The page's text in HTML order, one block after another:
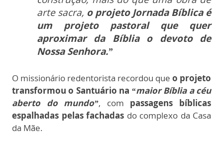
arte sacra, o projeto Jornada Bíblica é
um projeto pastoral que quer
aproximar da Bíblia o devoto de
Nossa Senhora.”
O missionário redentorista recordou que o projeto
transformou o Santuário na “maior Bíblia a céu
aberto do mundo”, com passagens bíblicas
espalhadas pelas fachadas do complexo da Casa
da Mãe.